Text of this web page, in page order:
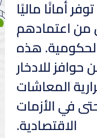
أمانًا ماليًا
من اعتمادهم
هذه
للادخار
المعاشات
في الأزمات
الاقتصادية.